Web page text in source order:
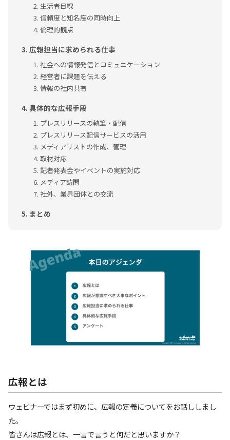
生活者目線
信頼度と知名度の同時向上
倫理的観点
広報担当に求められる仕事
社会への情報発信とコミュニケーション
経営者に課題を伝える
情報の社内共有
具体的な広報手段
プレスリリースの執筆・配信
プレスリリース配信サービスの活用
メディアリストの作成、管理
取材対応
記者発表会やイベントの実施対応
メディア訪問
社外、業界団体との交流
まとめ
広報とは
ウェビナーではまず初めに、広報の定義についてをお話ししまし
た。
皆さんは広報とは、一言で言うと何だと思いますか？